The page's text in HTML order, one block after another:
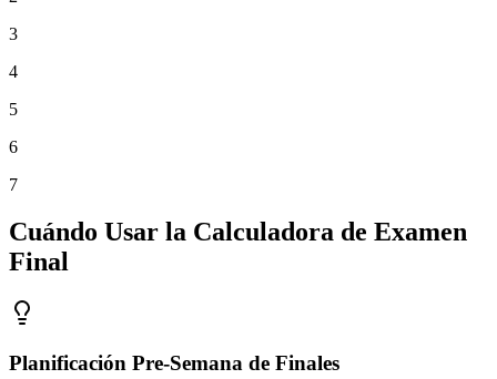
3
4
5
6
7
Cuándo Usar la Calculadora de Examen
Final
Planificación Pre-Semana de Finales